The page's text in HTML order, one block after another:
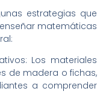
estrategias que
matemáticas
Los materiales
de madera o fichas,
a comprender